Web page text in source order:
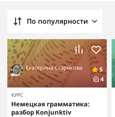
По популярности
Екатерина Старикова
5
4
КУРС
Немецкая грамматика:
разбор Konjunktiv